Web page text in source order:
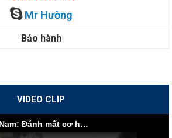
Mr Hường
Bảo hành
VIDEO CLIP
Ngành cơ khí Việt Nam: Đánh mất cơ hội vì nội lực yếu